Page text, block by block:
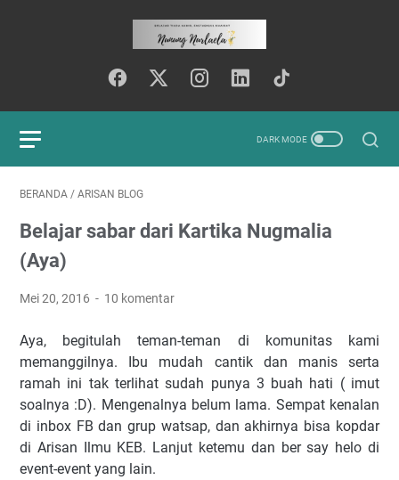
BERANDA / ARISAN BLOG
Belajar sabar dari Kartika Nugmalia
(Aya)
Mei 20, 2016 10 komentar
Aya, begitulah teman-teman di komunitas kami
memanggilnya. Ibu mudah cantik dan manis serta
ramah ini tak terlihat sudah punya 3 buah hati ( imut
soalnya :D). Mengenalnya belum lama. Sempat kenalan
di inbox FB dan grup watsap, dan akhirnya bisa kopdar
di Arisan Ilmu KEB. Lanjut ketemu dan ber say helo di
event-event yang lain.